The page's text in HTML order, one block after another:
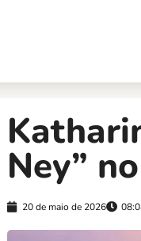
Ney”
20 de maio de 2026